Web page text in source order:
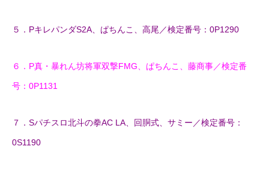
５．PキレパンダS2A、ぱちんこ、高尾／検定番号：0P1290
６．P真・暴れん坊将軍双撃FMG、ぱちんこ、藤商事／検定番
号：0P1131
７．Sパチスロ北斗の拳AC LA、回胴式、サミー／検定番号：
0S1190